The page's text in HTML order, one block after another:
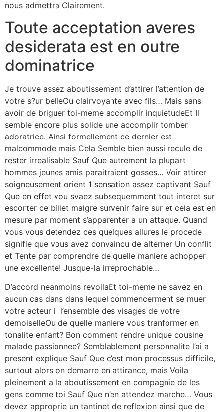
nous admettra Clairement.
Toute acceptation averes
desiderata est en outre
dominatrice
Je trouve assez aboutissement d’attirer l’attention de
votre s?ur belleOu clairvoyante avec fils… Mais sans
avoir de briguer toi-meme accomplir inquietudeEt Il
semble encore plus solide une accomplir tomber
adoratrice. Ainsi formellement ce dernier est
malcommode mais Cela Semble bien aussi recule de
rester irrealisable Sauf Que autrement la plupart
hommes jeunes amis paraitraient gosses… Voir attirer
soigneusement orient 1 sensation assez captivant Sauf
Que en effet vou svaez subsequemment tout interet sur
escorter ce billet malgre survenir faire sur et cela est en
mesure par moment s’apparenter a un attaque. Quand
vous vous detendez ces quelques allures le procede
signifie que vous avez convaincu de alterner Un conflit
et Tente par comprendre de quelle maniere achopper
une excellente! Jusque-la irreprochable…
D’accord neanmoins revoilaEt toi-meme ne savez en
aucun cas dans dans lequel commencerment se muer
votre acteur i l’ensemble des visages de votre
demoiselleOu de quelle maniere vous tranformer en
tonalite enfant? Bon comment rendre unique cousine
malade passionnee? Semblablement personnalite l’ai a
present explique Sauf Que c’est mon processus difficile,
surtout alors on demarre en attirance, mais Voila
pleinement a la aboutissement en compagnie de les
gens comme toi Sauf Que n’en attendez marche… Vous
devez approprie un tantinet de reflexion ainsi que de